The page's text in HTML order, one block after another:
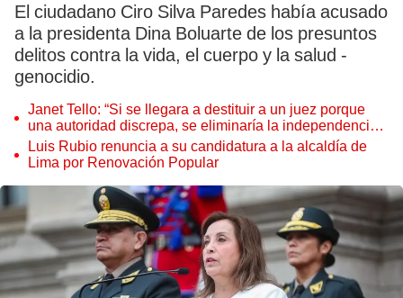
El ciudadano Ciro Silva Paredes había acusado
a la presidenta Dina Boluarte de los presuntos
delitos contra la vida, el cuerpo y la salud -
genocidio.
Janet Tello: “Si se llegara a destituir a un juez porque
una autoridad discrepa, se eliminaría la independencia
judicial”
Luis Rubio renuncia a su candidatura a la alcaldía de
Lima por Renovación Popular